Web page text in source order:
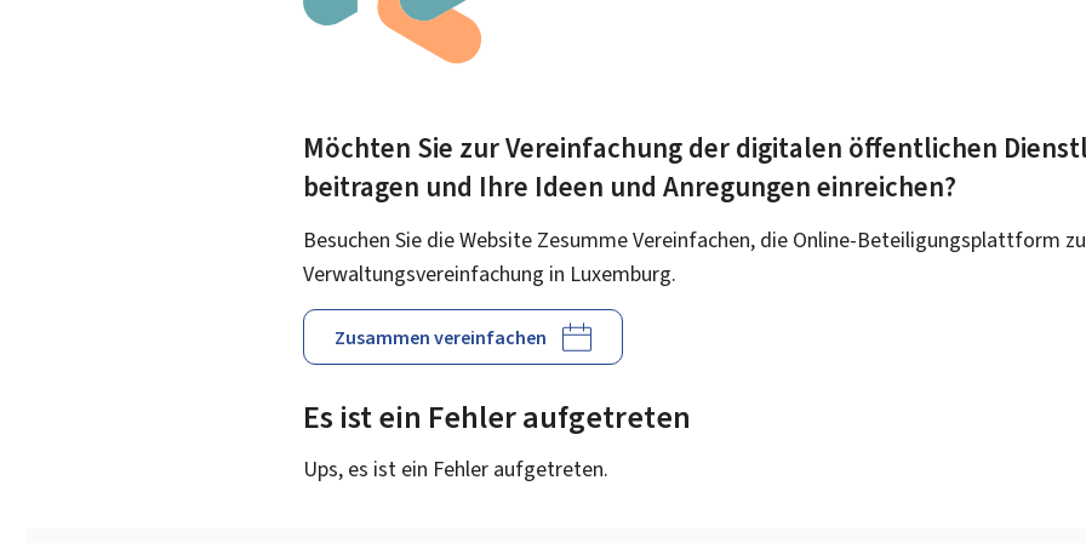
Möchten Sie zur Vereinfachung der digitalen öffentlichen
beitragen und Ihre Ideen und Anregungen einreichen?
Besuchen Sie die Website Zesumme Vereinfachen, die Online-Beteiligungsplattform
Verwaltungsvereinfachung in Luxemburg.
Zusammen vereinfachen
Es ist ein Fehler aufgetreten
Ups, es ist ein Fehler aufgetreten.